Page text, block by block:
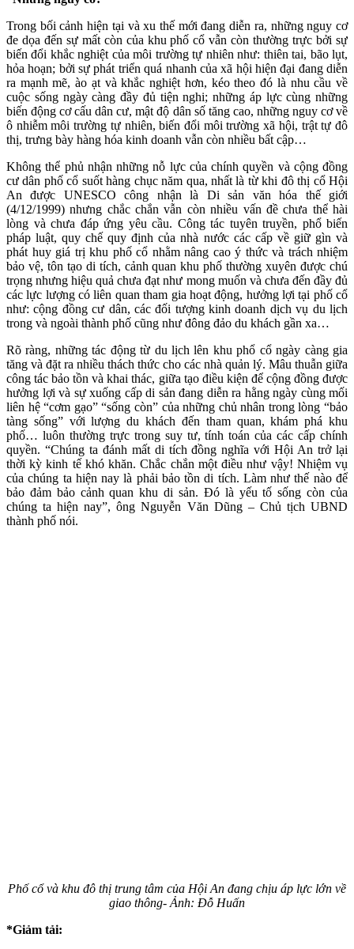
Trong bối cảnh hiện tại và xu thế mới đang diễn ra, những nguy cơ
đe dọa đến sự mất còn của khu phố cổ vẫn còn thường trực bởi sự
biến đổi khắc nghiệt của môi trường tự nhiên như: thiên tai, bão lụt,
hỏa hoạn; bởi sự phát triển quá nhanh của xã hội hiện đại đang diễn
ra mạnh mẽ, ào ạt và khắc nghiệt hơn, kéo theo đó là nhu cầu về
cuộc sống ngày càng đầy đủ tiện nghi; những áp lực cùng những
biến động cơ cấu dân cư, mật độ dân số tăng cao, những nguy cơ về
ô nhiễm môi trường tự nhiên, biến đổi môi trường xã hội, trật tự đô
thị, trưng bày hàng hóa kinh doanh vẫn còn nhiều bất cập…
Không thể phủ nhận những nỗ lực của chính quyền và cộng đồng
cư dân phố cổ suốt hàng chục năm qua, nhất là từ khi đô thị cổ Hội
An được UNESCO công nhận là Di sản văn hóa thế giới
(4/12/1999) nhưng chắc chắn vẫn còn nhiều vấn đề chưa thể hài
lòng và chưa đáp ứng yêu cầu. Công tác tuyên truyền, phổ biến
pháp luật, quy chế quy định của nhà nước các cấp về giữ gìn và
phát huy giá trị khu phố cổ nhằm nâng cao ý thức và trách nhiệm
bảo vệ, tôn tạo di tích, cảnh quan khu phố thường xuyên được chú
trọng nhưng hiệu quả chưa đạt như mong muốn và chưa đến đầy đủ
các lực lượng có liên quan tham gia hoạt động, hưởng lợi tại phố cổ
như: cộng đồng cư dân, các đối tượng kinh doanh dịch vụ du lịch
trong và ngoài thành phố cũng như đông đảo du khách gần xa…
Rõ ràng, những tác động từ du lịch lên khu phổ cổ ngày càng gia
tăng và đặt ra nhiều thách thức cho các nhà quản lý. Mâu thuẫn giữa
công tác bảo tồn và khai thác, giữa tạo điều kiện để cộng đồng được
hưởng lợi và sự xuống cấp di sản đang diễn ra hằng ngày cùng mối
liên hệ “cơm gạo” “sống còn” của những chủ nhân trong lòng “bảo
tàng sống” với lượng du khách đến tham quan, khám phá khu
phố… luôn thường trực trong suy tư, tính toán của các cấp chính
quyền. “Chúng ta đánh mất di tích đồng nghĩa với Hội An trở lại
thời kỳ kinh tế khó khăn. Chắc chắn một điều như vậy! Nhiệm vụ
của chúng ta hiện nay là phải bảo tồn di tích. Làm như thế nào để
bảo đảm bảo cảnh quan khu di sản. Đó là yếu tố sống còn của
chúng ta hiện nay”, ông Nguyễn Văn Dũng – Chủ tịch UBND
thành phố nói.
Phố cổ và khu đô thị trung tâm của Hội An đang chịu áp lực lớn về
giao thông- Ảnh: Đỗ Huấn
*Giảm tải: